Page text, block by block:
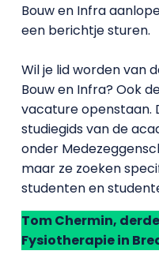
Bouw en Infra
een berichtje sturen.
Wil je lid worden van
Bouw en Infra? Ook
vacature openstaan.
studiegids van de
onder
maar ze zoeken
studenten en
Tom Chermin,
Fysiotherapie in